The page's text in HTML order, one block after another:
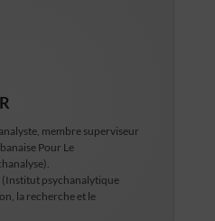
membre superviseur
Pour Le
(Institut psychanalytique
la recherche et le